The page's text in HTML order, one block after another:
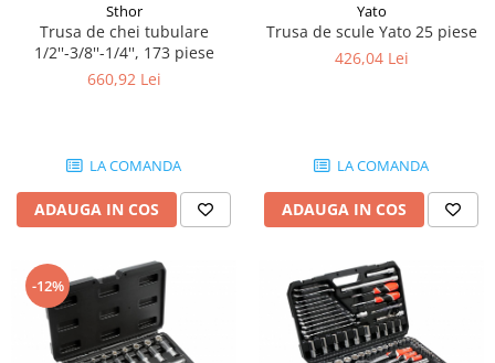
Piese Rubag
Piese Tamrock
Piese Sambron
Piese Mast
Piese Lissmac
Piese Heli
Sthor
Trusa de chei tubulare
1/2''-3/8''-1/4'', 173 piese
660,92 Lei
LA COMANDA
ADAUGA IN COS
Yato
Trusa de scule Yato 25 piese
426,04 Lei
LA COMANDA
ADAUGA IN COS
-12%